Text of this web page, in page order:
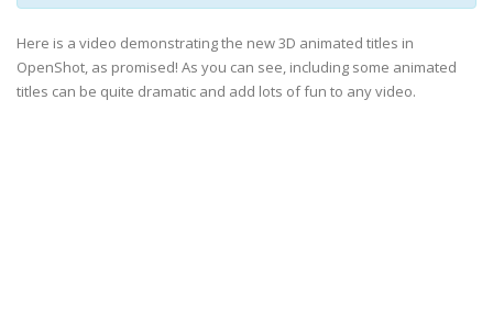
Here is a video demonstrating the new 3D animated titles in
OpenShot, as promised! As you can see, including some animated
titles can be quite dramatic and add lots of fun to any video.